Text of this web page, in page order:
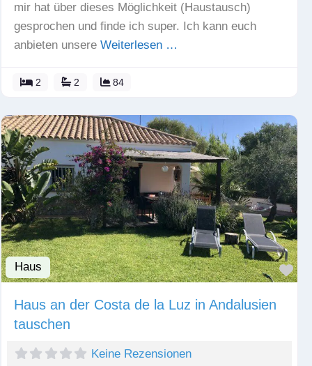
mir hat über dieses Möglichkeit (Haustausch)
gesprochen und finde ich super. Ich kann euch
anbieten unsere Weiterlesen …
2 2 84
Haus
Haus an der Costa de la Luz in Andalusien
tauschen
Keine Rezensionen